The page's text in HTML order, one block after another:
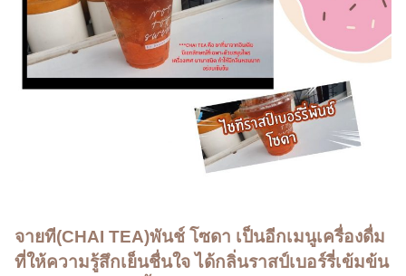
จายที(CHAI TEA)พันช์ โซดา เป็นอีกเมนูเครื่องดื่ม
ที่ให้ความรู้สึกเย็นชื่นใจ ได้กลิ่นราสป์เบอร์รี่เข้มข้น